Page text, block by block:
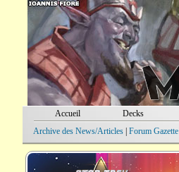
Accueil Decks
Archive des News/Articles| Forum Gazette|